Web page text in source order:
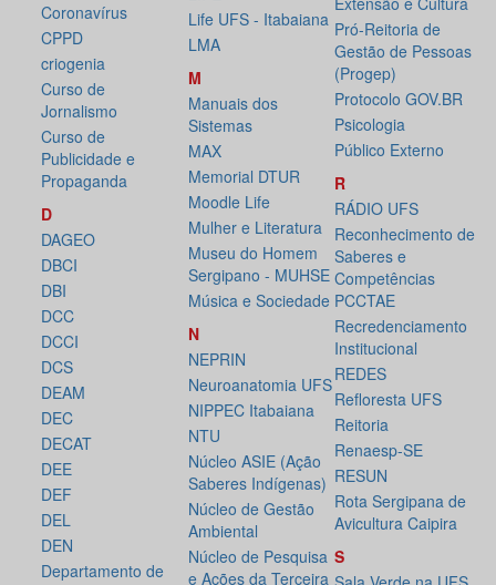
Coronavírus
CPPD
criogenia
Curso de
Jornalismo
Curso de
Publicidade e
Propaganda
D
DAGEO
DBCI
DBI
DCC
DCCI
DCS
DEAM
DEC
DECAT
DEE
DEF
DEL
DEN
Departamento de
Life UFS - Itabaiana
LMA
M
Manuais dos
Sistemas
MAX
Memorial DTUR
Moodle Life
Mulher e Literatura
Museu do Homem
Sergipano - MUHSE
Música e Sociedade
N
NEPRIN
Neuroanatomia UFS
NIPPEC Itabaiana
NTU
Núcleo ASIE (Ação
Saberes Indígenas)
Núcleo de Gestão
Ambiental
Núcleo de Pesquisa
e Ações da Terceira
Pró-Reitoria de
Gestão de Pessoas
(Progep)
Protocolo GOV.BR
Psicologia
Público Externo
R
RÁDIO UFS
Reconhecimento de
Saberes e
Competências
PCCTAE
Recredenciamento
Institucional
REDES
Refloresta UFS
Reitoria
Renaesp-SE
RESUN
Rota Sergipana de
Avicultura Caipira
S